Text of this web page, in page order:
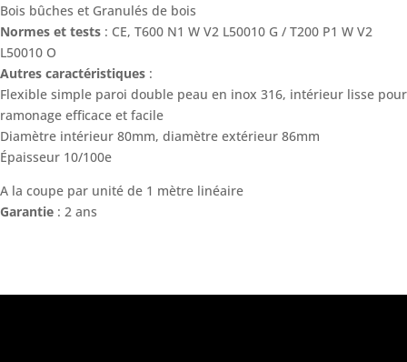
Bois bûches et Granulés de bois
Normes et tests : CE, T600 N1 W V2 L50010 G / T200 P1 W V2
L50010 O
Autres caractéristiques :
Flexible simple paroi double peau en inox 316, intérieur lisse pour
ramonage efficace et facile
Diamètre intérieur 80mm, diamètre extérieur 86mm
Épaisseur 10/100e
A la coupe par unité de 1 mètre linéaire
Garantie : 2 ans